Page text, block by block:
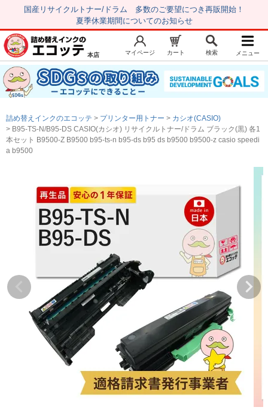
国産リサイクルトナー/ドラム 多数のご要望につき再販開始！
夏季休業期間についてのお知らせ
新規会員登録 マイページ
トップページ お気に入り
注文履歴 レビュー履歴
はじめての方へ
初心者用セット
キャノンインク
エプソンインク
詰め替えインク
互換インクボトル
互換インクカートリッジ
再生インクカートリッジ
記事を探す
本店 マイページ カート 検索 メニュー
詰め替えインクのエコッテ プリンター用トナー
カシオ(CASIO)
B95-TS-N/B95-DS CASIO(カシオ) リサイクルトナー/ドラム ブラック(黒) 各1
本セット B9500-Z B9500 b95-ts-n b95-ds b95 ds b9500 b9500-z casio speedi
a b9500